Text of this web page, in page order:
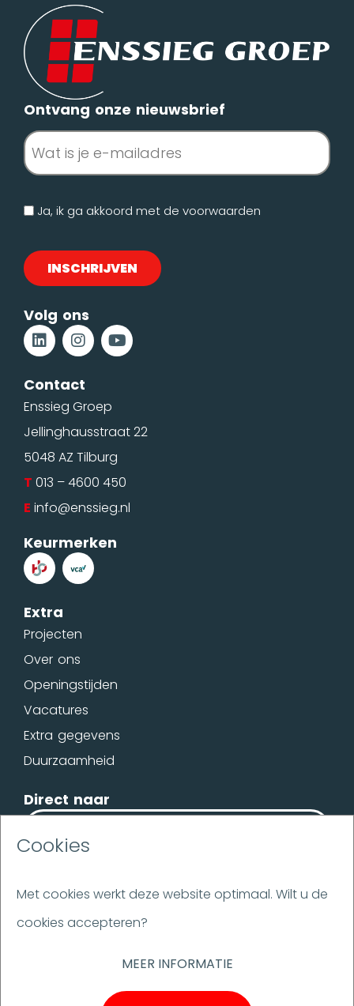
Cookies
Met cookies werkt deze website optimaal. Wilt u de
cookies accepteren?
MEER INFORMATIE
Ontvang onze nieuwsbrief
E-
mailadres
(Vereist)
GeenJa, ik ga akkoord met de voorwaarden
Volg ons
Contact
Enssieg Groep
Jellinghausstraat 22
5048 AZ Tilburg
T 013 – 4600 450
E info@enssieg.nl
Keurmerken
Extra
Projecten
Over ons
Openingstijden
Vacatures
Extra gegevens
Duurzaamheid
Direct naar
Disclaimer
Ulbrich voegovergang